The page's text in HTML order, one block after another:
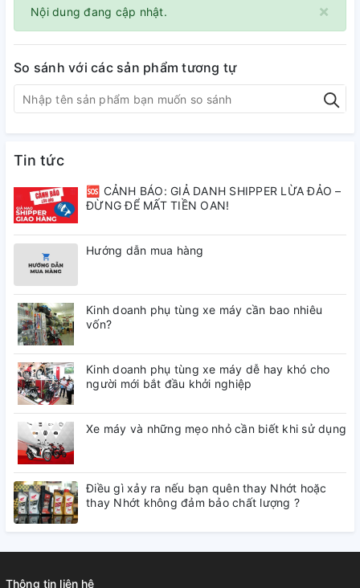
×
Nội dung đang cập nhật.
So sánh với các sản phẩm tương tự
Tin tức
🆘 CẢNH BÁO: GIẢ DANH SHIPPER LỪA ĐẢO –
ĐỪNG ĐỂ MẤT TIỀN OAN!
Hướng dẫn mua hàng
Kinh doanh phụ tùng xe máy cần bao nhiêu
vốn?
Kinh doanh phụ tùng xe máy dễ hay khó cho
người mới bắt đầu khởi nghiệp
Xe máy và những mẹo nhỏ cần biết khi sử dụng
Điều gì xảy ra nếu bạn quên thay Nhớt hoặc
thay Nhớt không đảm bảo chất lượng ?
Thông tin liên hệ